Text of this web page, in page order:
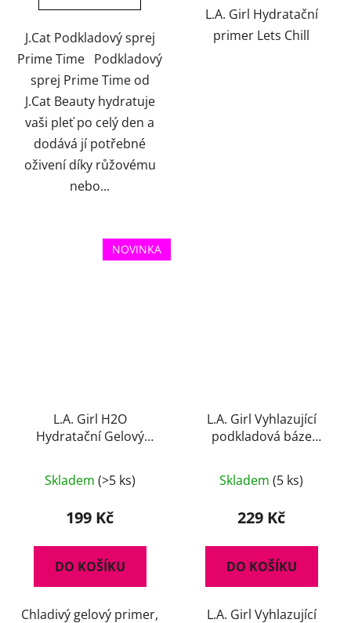
J.Cat Podkladový sprej
Prime Time Podkladový
sprej Prime Time od
J.Cat Beauty hydratuje
vaši pleť po celý den a
dodává jí potřebné
oživení díky růžovému
nebo...
L.A. Girl Hydratační
primer Lets Chill
NOVINKA
L.A. Girl H2O
Hydratační Gelový
Skladem (>5 ks)
199 Kč
DO KOŠÍKU
Chladivý gelový primer,
L.A. Girl Vyhlazující
podkladová báze
Skladem (5 ks)
229 Kč
DO KOŠÍKU
L.A. Girl Vyhlazující